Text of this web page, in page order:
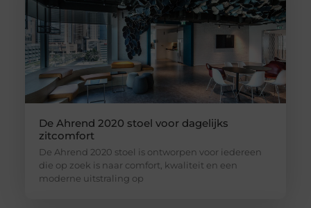
De Ahrend 2020 stoel voor dagelijks
zitcomfort
De Ahrend 2020 stoel is ontworpen voor iedereen
die op zoek is naar comfort, kwaliteit en een
moderne uitstraling op